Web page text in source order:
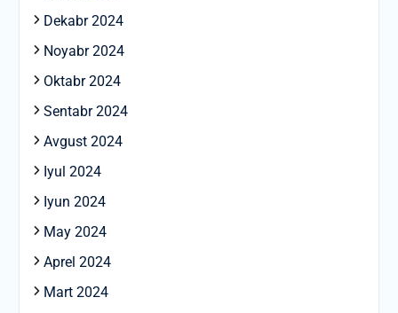
Dekabr 2024
Noyabr 2024
Oktabr 2024
Sentabr 2024
Avgust 2024
Iyul 2024
Iyun 2024
May 2024
Aprel 2024
Mart 2024